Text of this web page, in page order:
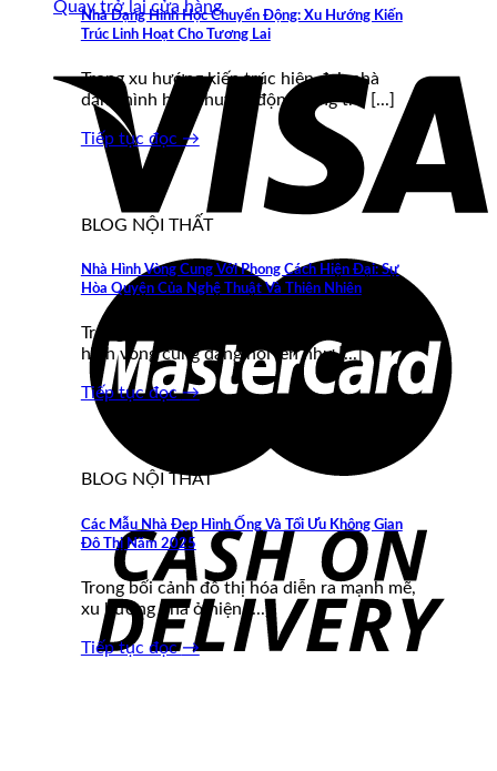
Quay trở lại cửa hàng
Nhà Dạng Hình Học Chuyển Động: Xu Hướng Kiến
Trúc Linh Hoạt Cho Tương Lai
Trong xu hướng kiến trúc hiện đại, nhà
dạng hình học chuyển động đang trở [...]
Tiếp tục đọc →
BLOG NỘI THẤT
Nhà Hình Vòng Cung Với Phong Cách Hiện Đại: Sự
Hòa Quyện Của Nghệ Thuật Và Thiên Nhiên
Trong xu hướng kiến trúc năm 2025, nhà
hình vòng cung đang nổi lên như [...]
Tiếp tục đọc→
BLOG NỘI THẤT
Các Mẫu Nhà Đẹp Hình Ống Và Tối Ưu Không Gian
Đô Thị Năm 2025
Trong bối cảnh đô thị hóa diễn ra mạnh mẽ,
xu hướng nhà ở hiện [...]
Tiếp tục đọc→